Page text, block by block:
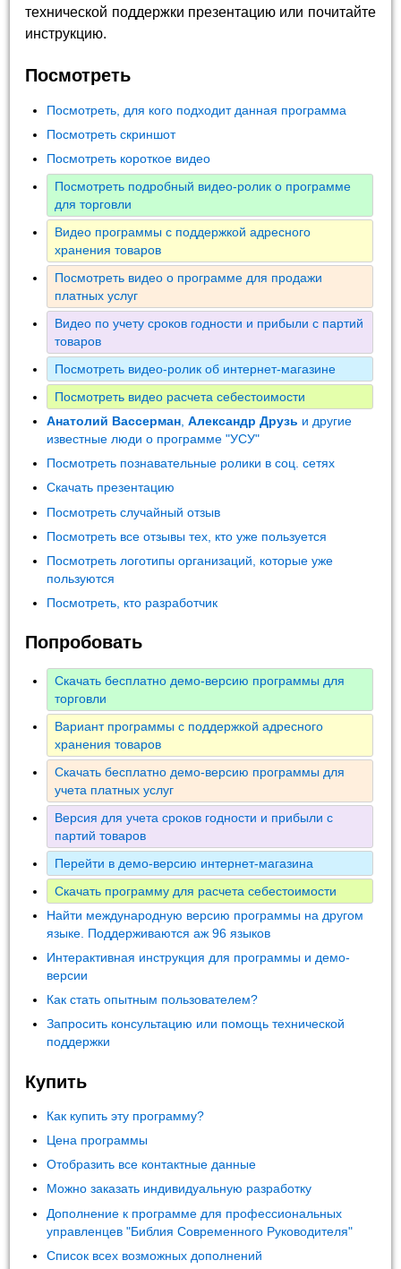
технической поддержки презентацию или почитайте
инструкцию.
Посмотреть
Посмотреть, для кого подходит данная программа
Посмотреть скриншот
Посмотреть короткое видео
Посмотреть подробный видео-ролик о программе
для торговли
Видео программы с поддержкой адресного
хранения товаров
Посмотреть видео о программе для продажи
платных услуг
Видео по учету сроков годности и прибыли с партий
товаров
Посмотреть видео-ролик об интернет-магазине
Посмотреть видео расчета себестоимости
Анатолий Вассерман ,Александр Друзь и другие
известные люди о программе "УСУ"
Посмотреть познавательные ролики в соц. сетях
Скачать презентацию
Посмотреть случайный отзыв
Посмотреть все отзывы тех, кто уже пользуется
Посмотреть логотипы организаций, которые уже
пользуются
Посмотреть, кто разработчик
Попробовать
Скачать бесплатно демо-версию программы для
торговли
Вариант программы с поддержкой адресного
хранения товаров
Скачать бесплатно демо-версию программы для
учета платных услуг
Версия для учета сроков годности и прибыли с
партий товаров
Перейти в демо-версию интернет-магазина
Скачать программу для расчета себестоимости
Найти международную версию программы на другом
языке. Поддерживаются аж 96 языков
Интерактивная инструкция для программы и демо-
версии
Как стать опытным пользователем?
Запросить консультацию или помощь технической
поддержки
Купить
Как купить эту программу?
Цена программы
Отобразить все контактные данные
Можно заказать индивидуальную разработку
Дополнение к программе для профессиональных
управленцев "Библия Современного Руководителя"
Список всех возможных дополнений